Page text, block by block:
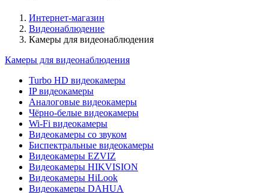
Интернет-магазин
Видеонаблюдение
Камеры для видеонаблюдения
Камеры для видеонаблюдения
Turbo HD видеокамеры
IP видеокамеры
Аналоговые видеокамеры
Чёрно-белые видеокамеры
Wi-Fi видеокамеры
Видеокамеры со звуком
Биспектральные видеокамеры
Видеокамеры EZVIZ
Видеокамеры HIKVISION
Видеокамеры HiLook
Видеокамеры DAHUA